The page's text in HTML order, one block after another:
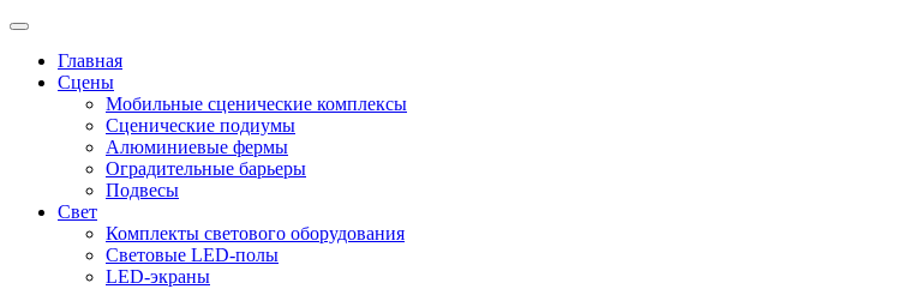
Главная
Сцены
Мобильные сценические комплексы
Сценические подиумы
Алюминиевые фермы
Оградительные барьеры
Подвесы
Свет
Комплекты светового оборудования
Световые LED-полы
LED-экраны